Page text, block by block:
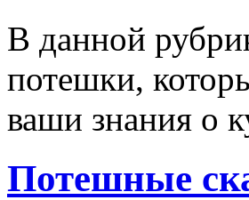
В данной
потешки,
ваши знания о
Потешные